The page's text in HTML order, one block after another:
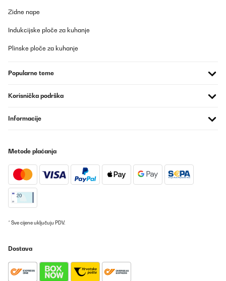
Zidne nape
Indukcijske ploče za kuhanje
Plinske ploče za kuhanje
Popularne teme
Korisnička podrška
Informacije
Metode plaćanja
* Sve cijene uključuju PDV.
Dostava